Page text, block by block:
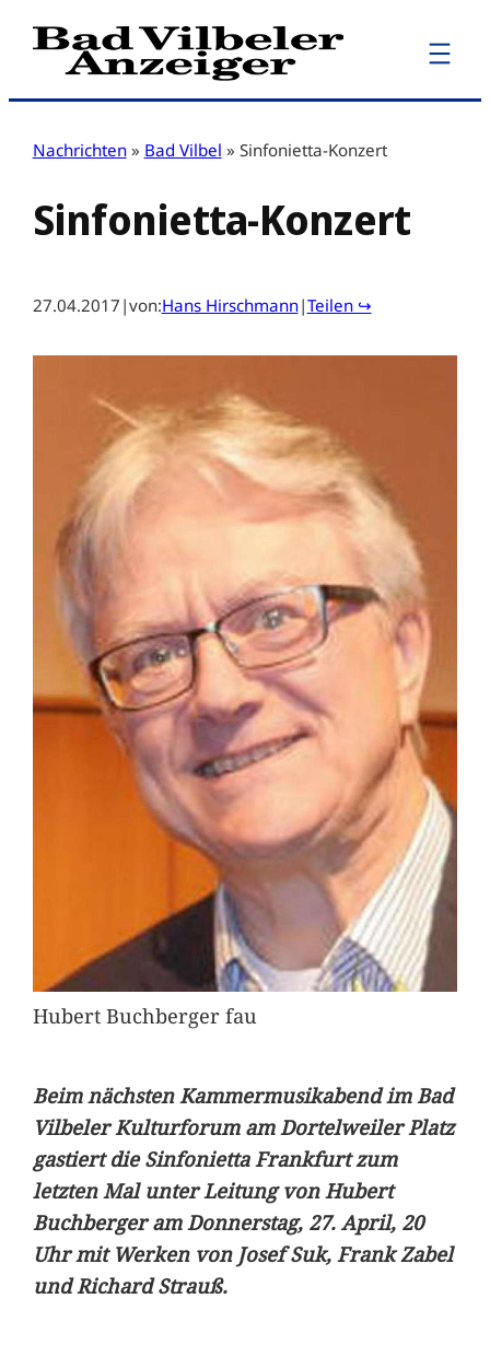
Zum
Inhalt
Nachrichten » Bad Vilbel » Sinfonietta-Konzert
Sinfonietta-Konzert
27.04.2017 |von:Hans Hirschmann|Teilen ↪
Hubert Buchberger fau
Beim nächsten Kammermusikabend im Bad
Vilbeler Kulturforum am Dortelweiler Platz
gastiert die Sinfonietta Frankfurt zum
letzten Mal unter Leitung von Hubert
Buchberger am Donnerstag, 27. April, 20
Uhr mit Werken von Josef Suk, Frank Zabel
und Richard Strauß.